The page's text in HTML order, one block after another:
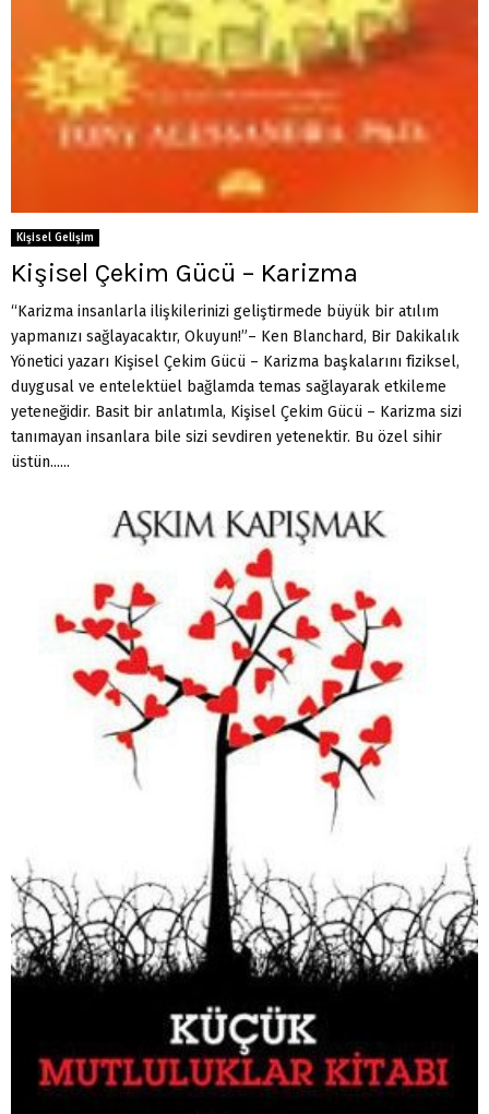
Kişisel Gelişim
Kişisel Çekim Gücü – Karizma
“Karizma insanlarla ilişkilerinizi geliştirmede büyük bir atılım
yapmanızı sağlayacaktır, Okuyun!”– Ken Blanchard, Bir Dakikalık
Yönetici yazarı Kişisel Çekim Gücü – Karizma başkalarını fiziksel,
duygusal ve entelektüel bağlamda temas sağlayarak etkileme
yeteneğidir. Basit bir anlatımla, Kişisel Çekim Gücü – Karizma sizi
tanımayan insanlara bile sizi sevdiren yetenektir. Bu özel sihir
üstün......